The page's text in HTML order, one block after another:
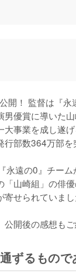
開！ 監督は『
優賞に導いた
事業を成し遂
部数364万部を
遠の0』チー
山崎組」の俳
せられていまし
開後の感想もご
ずるもの